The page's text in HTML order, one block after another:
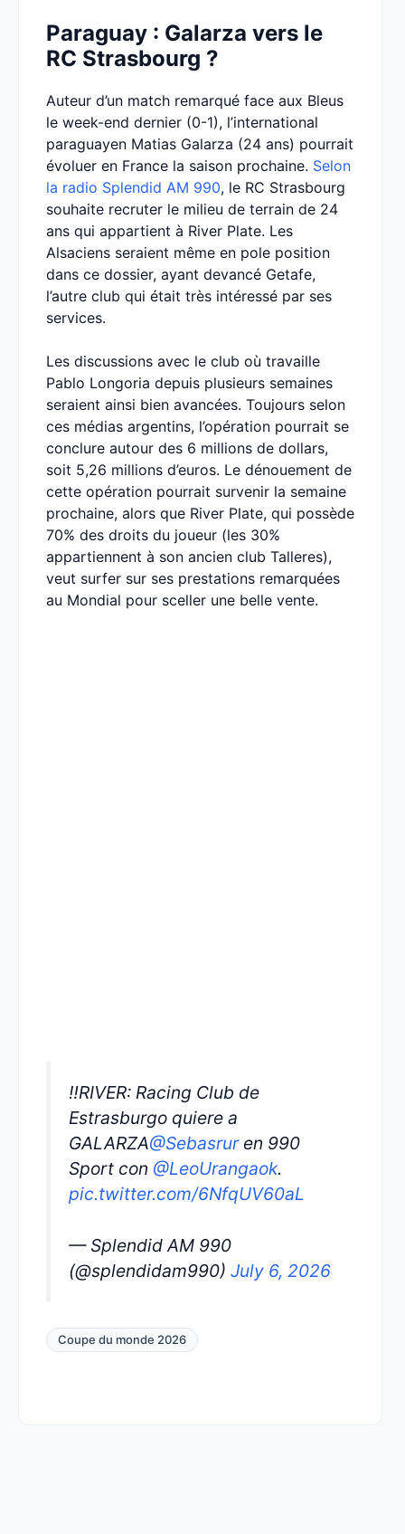
Paraguay : Galarza vers le
RC Strasbourg ?
Auteur d’un match remarqué face aux Bleus
le week-end dernier (0-1), l’international
paraguayen Matias Galarza (24 ans) pourrait
évoluer en France la saison prochaine. Selon
la radio Splendid AM 990, le RC Strasbourg
souhaite recruter le milieu de terrain de 24
ans qui appartient à River Plate. Les
Alsaciens seraient même en pole position
dans ce dossier, ayant devancé Getafe,
l’autre club qui était très intéressé par ses
services.
Les discussions avec le club où travaille
Pablo Longoria depuis plusieurs semaines
seraient ainsi bien avancées. Toujours selon
ces médias argentins, l’opération pourrait se
conclure autour des 6 millions de dollars,
soit 5,26 millions d’euros. Le dénouement de
cette opération pourrait survenir la semaine
prochaine, alors que River Plate, qui possède
70% des droits du joueur (les 30%
appartiennent à son ancien club Talleres),
veut surfer sur ses prestations remarquées
au Mondial pour sceller une belle vente.
‼️RIVER: Racing Club de
Estrasburgo quiere a
GALARZA@Sebasruren 990
Sport con @LeoUrangaok.
pic.twitter.com/6NfqUV60aL
— Splendid AM 990
(@splendidam990) July 6, 2026
Coupe du monde 2026